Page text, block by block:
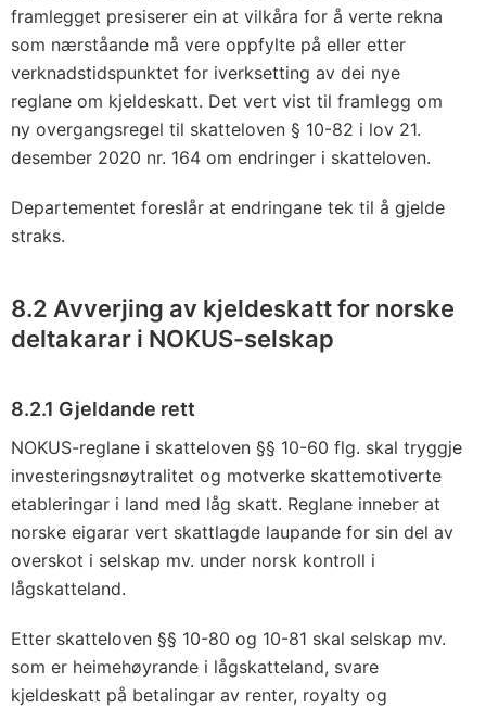
framlegget presiserer ein at vilkåra for å verte rekna
som nærståande må vere oppfylte på eller etter
verknadstidspunktet for iverksetting av dei nye
reglane om kjeldeskatt. Det vert vist til framlegg om
ny overgangsregel til skatteloven § 10-82 i lov 21.
desember 2020 nr. 164 om endringer i skatteloven.
Departementet foreslår at endringane tek til å gjelde
straks.
8.2 Avverjing av kjeldeskatt for norske
deltakarar i NOKUS-selskap
8.2.1 Gjeldande rett
NOKUS-reglane i skatteloven §§ 10-60 flg. skal tryggje
investeringsnøytralitet og motverke skattemotiverte
etableringar i land med låg skatt. Reglane inneber at
norske eigarar vert skattlagde laupande for sin del av
overskot i selskap mv. under norsk kontroll i
lågskatteland.
Etter skatteloven §§ 10-80 og 10-81 skal selskap mv.
som er heimehøyrande i lågskatteland, svare
kjeldeskatt på betalingar av renter, royalty og